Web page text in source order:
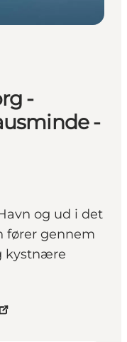
-
-
og ud i det
fører gennem
kystnære